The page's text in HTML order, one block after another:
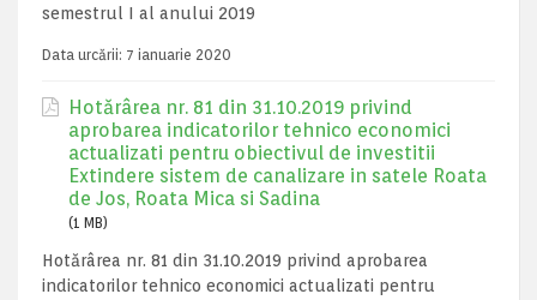
semestrul I al anului 2019
Data urcării: 7 ianuarie 2020
Hotărârea nr. 81 din 31.10.2019 privind
aprobarea indicatorilor tehnico economici
actualizati pentru obiectivul de investitii
Extindere sistem de canalizare in satele Roata
de Jos, Roata Mica si Sadina
(1 MB)
Hotărârea nr. 81 din 31.10.2019 privind aprobarea
indicatorilor tehnico economici actualizati pentru